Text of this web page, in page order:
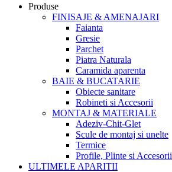
Produse
FINISAJE & AMENAJARI
Faianta
Gresie
Parchet
Piatra Naturala
Caramida aparenta
BAIE & BUCATARIE
Obiecte sanitare
Robineti si Accesorii
MONTAJ & MATERIALE
Adeziv-Chit-Glet
Scule de montaj si unelte
Termice
Profile, Plinte si Accesorii
ULTIMELE APARITII